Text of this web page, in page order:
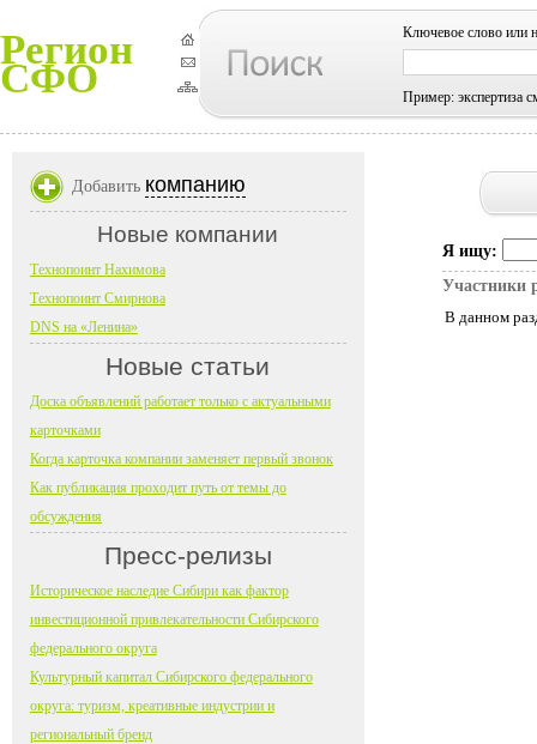
Регион
СФО
Ключевое слово или
Пример: экспертиза
Я ищу:
Участники
В данном
Добавить компанию
Новые компании
Технопоинт Нахимова
Технопоинт Смирнова
DNS на «Ленина»
Новые статьи
Доска объявлений работает только с актуальными
карточками
Когда карточка компании заменяет первый звонок
Как публикация проходит путь от темы до
обсуждения
Пресс-релизы
Историческое наследие Сибири как фактор
инвестиционной привлекательности Сибирского
федерального округа
Культурный капитал Сибирского федерального
округа: туризм, креативные индустрии и
региональный бренд